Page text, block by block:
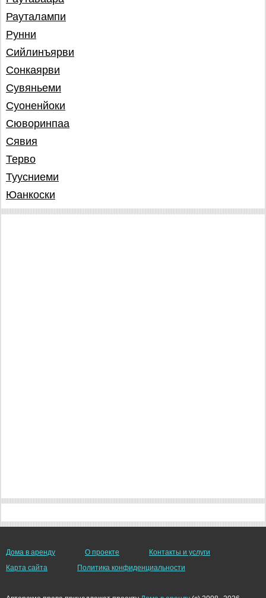
Рауталампи
Рунни
Сийлинъярви
Сонкаярви
Сувяньеми
Суоненйоки
Сюворинпаа
Сявия
Терво
Туусниеми
Юанкоски
Дома в аренду О проекте
Контакты и услуги
Карта сайта
Политика конфиденциальности